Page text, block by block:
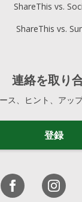
ShareThis vs.
ShareThis vs.
連絡を取り
ス、ヒント、アッ
登録